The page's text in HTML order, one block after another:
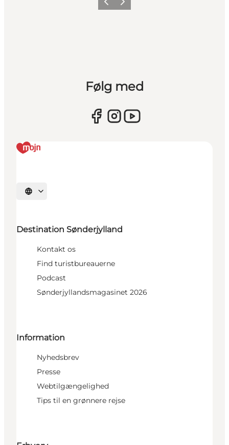
ForrigeNæste
Følg med
Vælg sprog
Destination Sønderjylland
Kontakt os
Find turistbureauerne
Podcast
Sønderjyllandsmagasinet 2026
Information
Nyhedsbrev
Presse
Webtilgængelighed
Tips til en grønnere rejse